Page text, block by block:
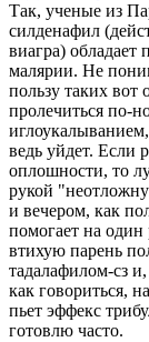
Так, ученые из
силденафил
виагра) обладает
малярии. Не
пользу таких вот
пролечиться по-
ведь уйдет. Если
оплошности, то
рукой
и вечером, как
помогает на один
втихую парень
тадалафилом-сз
как говориться,
пьет эффекс
готовлю часто.